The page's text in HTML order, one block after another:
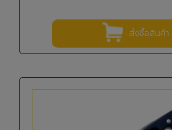
สั่งซื้อสินค้า